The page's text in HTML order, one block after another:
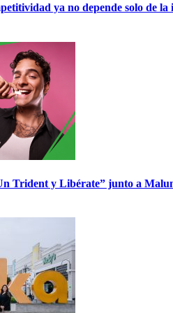
ya no depende solo de
Trident y Libérate” junto a